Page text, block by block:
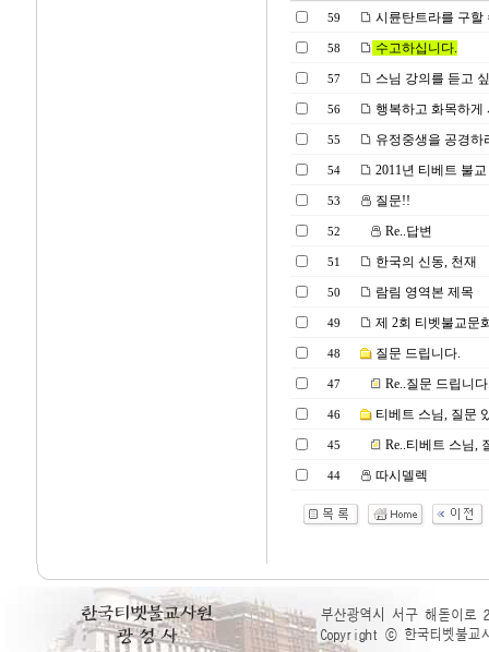
59 시륜탄트라를 구할
58 수고하십니다.
57 스님 강의를 듣고
56 행복하고 화목하게
55 유정중생을 공경하
54 2011년 티베트 불
53 질문!!
52 Re..답변
51 한국의 신동, 천재
50 람림 영역본 제목
49 제 2회 티벳불교문
48 질문 드립니다.
47 Re..질문 드립니
46 티베트 스님, 질문
45 Re..티베트 스님,
44 따시델렉